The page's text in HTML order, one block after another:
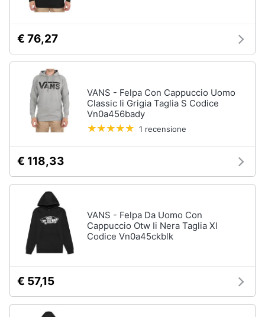
cd
dvd
Festività
e
ricorrenze
Servizi
Assistenza
clienti
Esci
Fitness
Tapis
roulant
Cronometro
roulant
elettrico
Magnesio
Vedi
Campeggio
Barbecue
Borraccia
Borraccia
termica
€ 76,27
VANS - Felpa Con Cappuccio Uomo
Classic Ii Grigia Taglia S Codice
Vn0a456bady
1 recensione
€ 118,33
VANS - Felpa Da Uomo Con
Cappuccio Otw Ii Nera Taglia Xl
Codice Vn0a45ckblk
€ 57,15